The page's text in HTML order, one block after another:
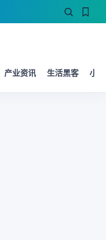
产业资讯 生活黑客 小